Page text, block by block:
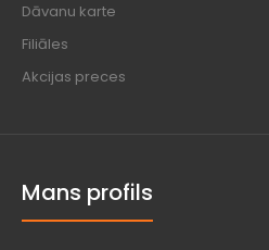
Dāvanu karte
Filiāles
Akcijas preces
Mans profils